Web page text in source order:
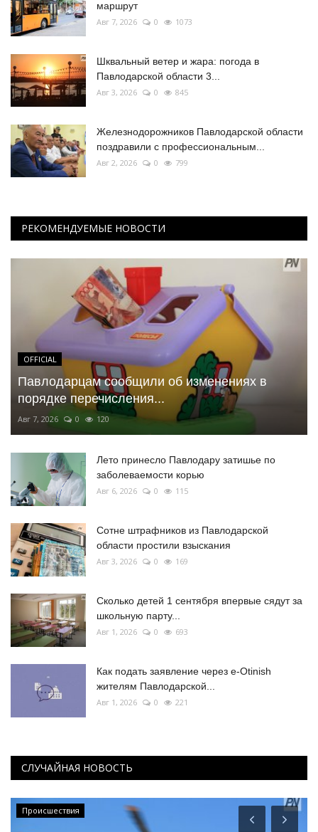
маршрут
Авг 7, 2026 0 1073
Шквальный ветер и жара: погода в
Павлодарской области 3...
Авг 3, 2026 0 845
Железнодорожников Павлодарской области
поздравили с профессиональным...
Авг 2, 2026 0 799
РЕКОМЕНДУЕМЫЕ НОВОСТИ
OFFICIAL
Павлодарцам сообщили об изменениях в
порядке перечисления...
Авг 7, 2026 0 120
Лето принесло Павлодару затишье по
заболеваемости корью
Авг 6, 2026 0 115
Сотне штрафников из Павлодарской
области простили взыскания
Авг 3, 2026 0 169
Сколько детей 1 сентября впервые сядут за
школьную парту...
Авг 1, 2026 0 693
Как подать заявление через e-Otinish
жителям Павлодарской...
Авг 1, 2026 0 221
СЛУЧАЙНАЯ НОВОСТЬ
Происшествия